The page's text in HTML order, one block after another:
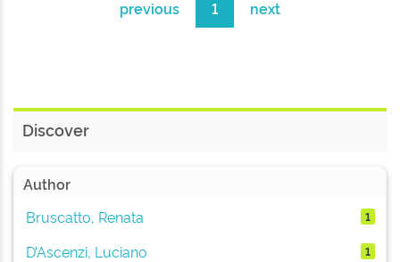
previous 1 next
Discover
Author
Bruscatto, Renata
1
D’Ascenzi, Luciano 1